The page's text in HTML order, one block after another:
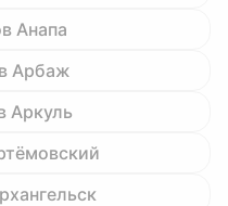
Анапа
Арбаж
Аркуль